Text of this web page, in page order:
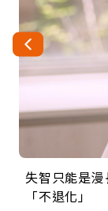
失智只能是
「不退化」
來自剛果的巧
的家，我連
63歲卸矽谷
丑」走進安
104歲打破金
手，分享長
事業巔峰他
巨蛋！連